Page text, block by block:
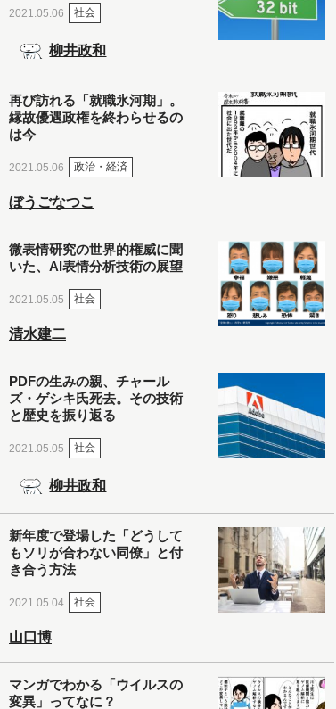
2021.05.06 社会
柳井政和
再び訪れる「就職氷河期」。
縁故優遇政権を終わらせるの
は今
2021.05.06 政治・経済
ぼうごなつこ
微表情研究の世界的権威に聞
いた、AI表情分析技術の展望
2021.05.05 社会
清水建二
PDFの生みの親、チャール
ズ・ゲシキ氏死去。その技術
と歴史を振り返る
2021.05.05 社会
柳井政和
新年度で登場した「どうして
もソリが合わない同僚」と付
き合う方法
2021.05.04 社会
山口博
マンガでわかる「ウイルスの
変異」ってなに？